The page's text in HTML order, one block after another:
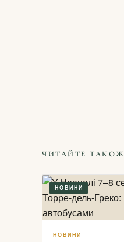
ЧИТАЙТЕ ТАКОЖ
НОВИНИ
НОВИНИ